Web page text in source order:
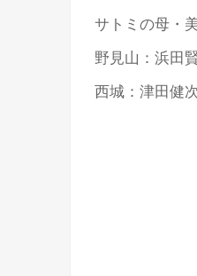
サトミの母・
野見山：浜田
西城：津田健